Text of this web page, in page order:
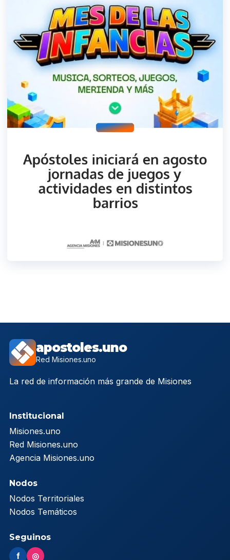
apostoles.uno
Red Misiones.uno
La red de información más grande de Misiones
Institucional
Misiones.uno
Red Misiones.uno
Agencia Misiones.uno
Nodos
Nodos Territoriales
Nodos Temáticos
Seguinos
f ◎